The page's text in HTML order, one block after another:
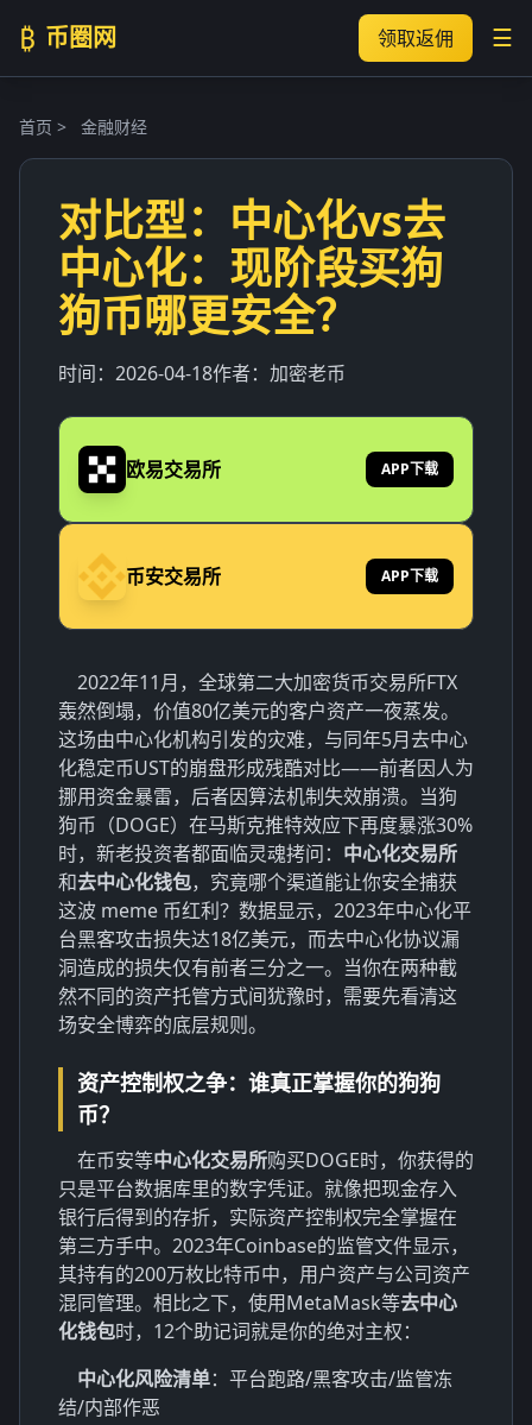
₿ 币圈网 领取返佣 ☰
首页 > 金融财经
对比型：中心化vs去
中心化：现阶段买狗
狗币哪更安全？
时间： 2026-04-18作者： 加密老币
欧易交易所 APP下载
币安交易所 APP下载
2022年11月，全球第二大加密货币交易所FTX
轰然倒塌，价值80亿美元的客户资产一夜蒸发。
这场由中心化机构引发的灾难，与同年5月去中心
化稳定币UST的崩盘形成残酷对比——前者因人为
挪用资金暴雷，后者因算法机制失效崩溃。当狗
狗币（DOGE）在马斯克推特效应下再度暴涨30%
时，新老投资者都面临灵魂拷问： 中心化交易所
和去中心化钱包，究竟哪个渠道能让你安全捕获
这波 meme 币红利？数据显示，2023年中心化平
台黑客攻击损失达18亿美元，而去中心化协议漏
洞造成的损失仅有前者三分之一。当你在两种截
然不同的资产托管方式间犹豫时，需要先看清这
场安全博弈的底层规则。
资产控制权之争：谁真正掌握你的狗狗
币？
在币安等中心化交易所购买DOGE时，你获得的
只是平台数据库里的数字凭证。就像把现金存入
银行后得到的存折，实际资产控制权完全掌握在
第三方手中。2023年Coinbase的监管文件显示，
其持有的200万枚比特币中，用户资产与公司资产
混同管理。相比之下，使用MetaMask等去中心
化钱包时，12个助记词就是你的绝对主权：
中心化风险清单：平台跑路/黑客攻击/监管冻
结/内部作恶